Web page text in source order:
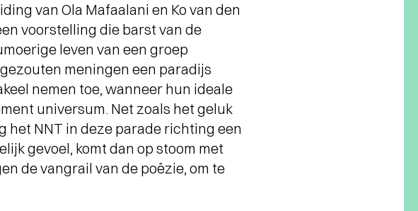
van Ola Mafaalani en Ko van den
voorstelling die barst van de
leven van een groep
meningen een paradijs
nemen toe, wanneer hun ideale
universum. Net zoals het geluk
het NNT in deze parade richting een
gevoel, komt dan op stoom met
de vangrail van de poëzie, om te